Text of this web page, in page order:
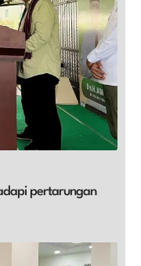
pertarungan